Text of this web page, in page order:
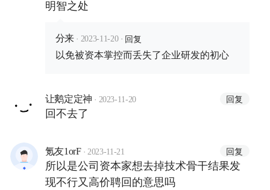
明智之处
分来 · 2023-11-20 · 回复
以免被资本掌控而丢失了企业研发的初心
让鹅定定神 · 2023-11-20 回复
回不去了
氪友1orF · 2023-11-21 回复
所以是公司资本家想去掉技术骨干结果发
现不行又高价聘回的意思吗